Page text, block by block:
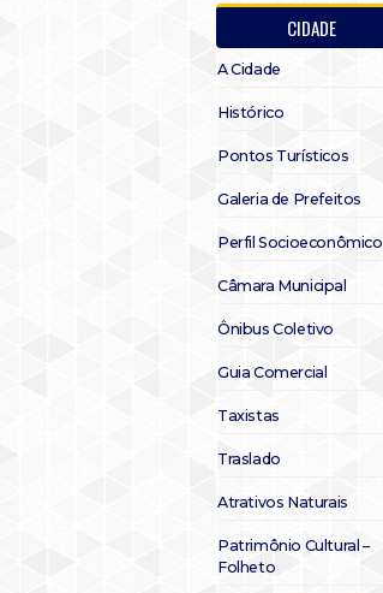
CIDADE
A Cidade
Histórico
Pontos Turísticos
Galeria de Prefeitos
Perfil Socioeconômico
Câmara Municipal
Ônibus Coletivo
Guia Comercial
Taxistas
Traslado
Atrativos Naturais
Patrimônio Cultural –
Folheto